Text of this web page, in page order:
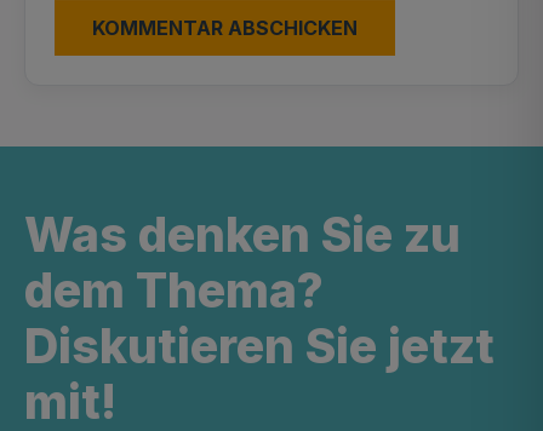
Was denken Sie zu
dem Thema?
Diskutieren Sie jetzt
mit!